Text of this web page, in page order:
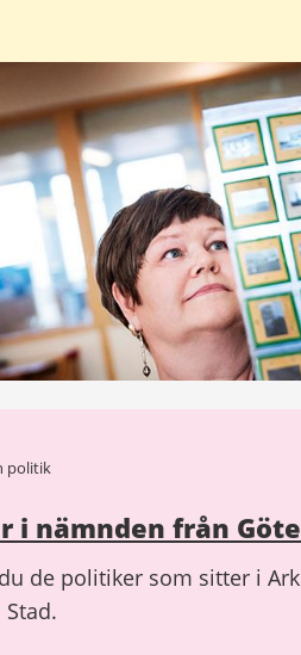
politik
i nämnden från
de politiker som sitter i